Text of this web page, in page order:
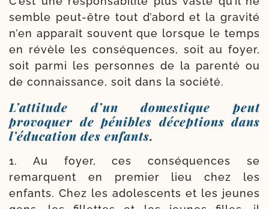
semble peut-​être tout d’abord et la gra­vi­té
n’en appa­raît sou­vent que lorsque le temps
en révèle les consé­quences, soit au foyer,
soit par­mi les per­sonnes de la paren­té ou
de connais­sance, soit dans la société.
L’attitude d’un domestique peut
provoquer de pénibles déceptions dans
l’éducation des enfants.
1. Au foyer, ces consé­quences se
remarquent en pre­mier lieu chez les
enfants. Chez les ado­les­cents et les jeunes